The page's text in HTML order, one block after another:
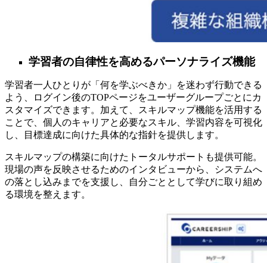
学習者の自律性を高めるパーソナライズ機能
学習者一人ひとりが「何を学ぶべきか」を迷わず行動できる
よう、ログイン後のTOPページをユーザーグループごとにカ
スタマイズできます。加えて、スキルマップ機能を活用する
ことで、個人のキャリアと必要なスキル、学習内容を可視化
し、目標達成に向けた具体的な指針を提供します。
スキルマップの構築に向けたトータルサポートも提供可能。
現場の声を反映させるためのインタビューから、システムへ
の落とし込みまでを支援し、自分ごととして学びに取り組め
る環境を整えます。